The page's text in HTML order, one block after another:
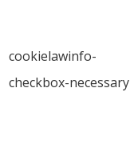
cookielawinfo-
checkbox-necessary